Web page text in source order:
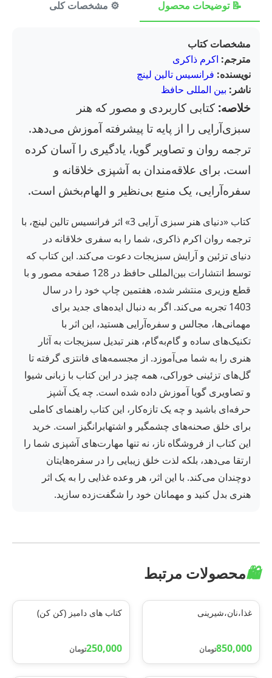
📝 توضیحات محصول ⚙️ مشخصات کلی
مشخصات کتاب
مترجم: اکرم ذاکری
نویسنده: فرانسیس تالین لینچ
ناشر: بین المللی حافظ
خلاصه: کتابی کاربردی و مصور که هنر
سبزی‌آرایی را از پایه تا پیشرفته آموزش می‌دهد.
ترجمه روان و تصاویر گویا، یادگیری را آسان کرده
است. برای علاقه‌مندان به آشپزی خلاقانه و
سفره‌آرایی، یک منبع بی‌نظیر و الهام‌بخش است.
کتاب «دنیای هنر سبزی آرایی 3» اثر فرانسیس تالین لینچ، با
ترجمه روان اکرم ذاکری، شما را به سفری خلاقانه در
دنیای تزئین و آرایش سبزیجات دعوت می‌کند. این کتاب که
توسط انتشارات بین‌المللی حافظ در 128 صفحه مصور و با
قطع وزیری منتشر شده، هفتمین چاپ خود را در سال
1403 تجربه می‌کند. اگر به دنبال ایده‌های جدید برای
مهمانی‌ها، مجالس و سفره‌آرایی هستید، این اثر با
تکنیک‌های ساده و گام‌به‌گام، هنر تبدیل سبزیجات به آثار
هنری را به شما می‌آموزد. از مجسمه‌های فانتزی گرفته تا
گل‌های تزئینی خوراکی، همه چیز در این کتاب با زبانی شیوا
و تصاویری گویا آموزش داده شده است. چه یک آشپز
حرفه‌ای باشید و چه یک تازه‌کار، این کتاب راهنمای کاملی
برای خلق صحنه‌های چشمگیر و اشتهابرانگیز است. خرید
این کتاب از فروشگاه ناز، نه تنها مهارت‌های آشپزی شما را
ارتقا می‌دهد، بلکه لذت خلق زیبایی را در سفره‌هایتان
دوچندان می‌کند. با این اثر، هر وعده غذایی را به یک اثر
هنری بدل کنید و مهمانان خود را شگفت‌زده سازید.
🛍️محصولات مرتبط
غذا،نان،شیرینی
850,000تومان
کتاب های دامیز (کن کن)
250,000تومان